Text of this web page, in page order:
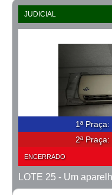
JUDICIAL
1ª Praça:
2ª Praça:
ENCERRADO